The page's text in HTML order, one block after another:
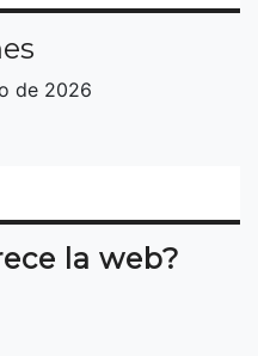
de 2026
la web?